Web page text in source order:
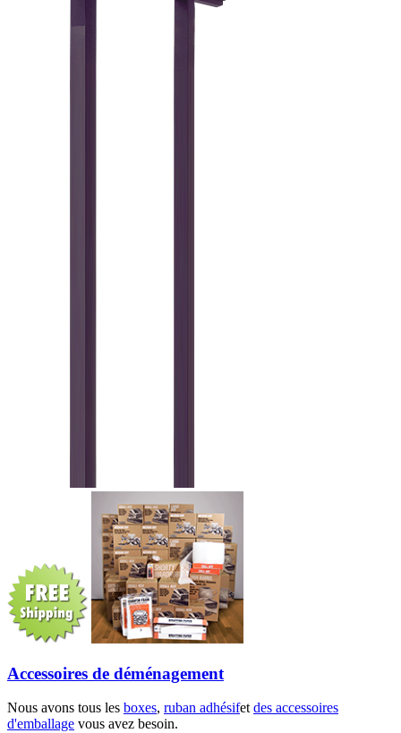
Accessoires de déménagement
Nous avons tous les boxes, ruban adhésifetdes accessoires
d'emballage vous avez besoin.